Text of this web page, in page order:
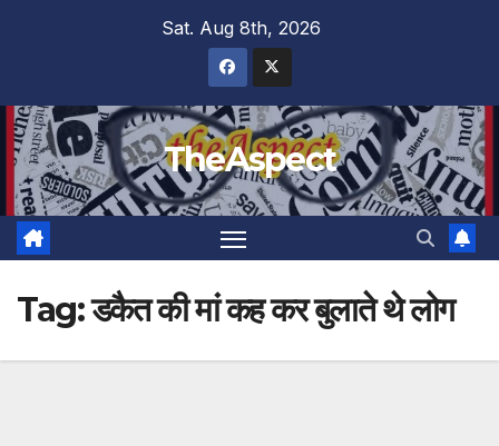
Sat. Aug 8th, 2026
TheAspect
Tag:डकैत की मां कह कर बुलाते थे लोग